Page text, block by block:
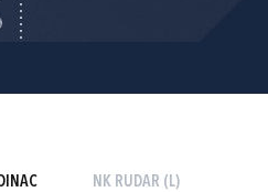
NK RUDAR (L)